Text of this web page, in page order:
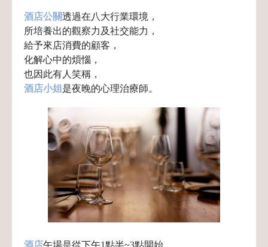
酒店公關透過在八大行業環境，
所培養出的觀察力及社交能力，
給予來店消費的顧客，
化解心中的煩惱，
也因此有人笑稱，
酒店小姐 是夜晚的心理治療師。
酒店午場是從下午1點半~3點開始，